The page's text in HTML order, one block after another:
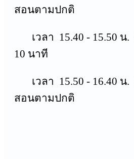
สอนตามปกติ
เวลา 15.40 - 15.50 น
10 นาที
เวลา 15.50 - 16.40 น.
สอนตามปกติ